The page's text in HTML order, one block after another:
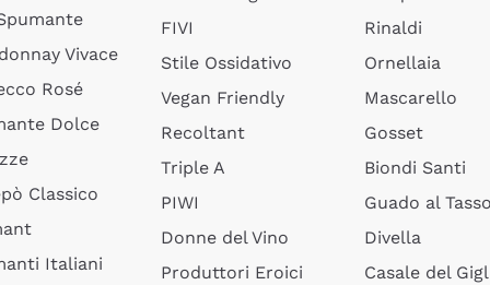
Vivace
Rosé
Dolce
Classico
Italiani
FIVI
Stile Ossidativo
Vegan Friendly
Recoltant
Triple A
PIWI
Donne del Vino
Produttori Eroici
Rinaldi
Ornellaia
Mascarello
Gosset
Biondi Santi
Guado al
Divella
Casale del